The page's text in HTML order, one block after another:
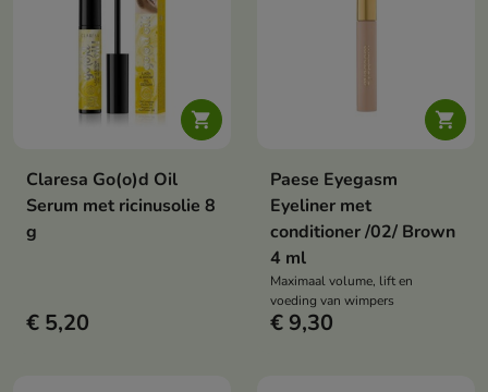

Claresa Go(o)d Oil
Serum met ricinusolie 8
g
€ 5,20

Paese Eyegasm
Eyeliner met
conditioner /02/ Brown
4 ml
Maximaal volume, lift en
voeding van wimpers
€ 9,30